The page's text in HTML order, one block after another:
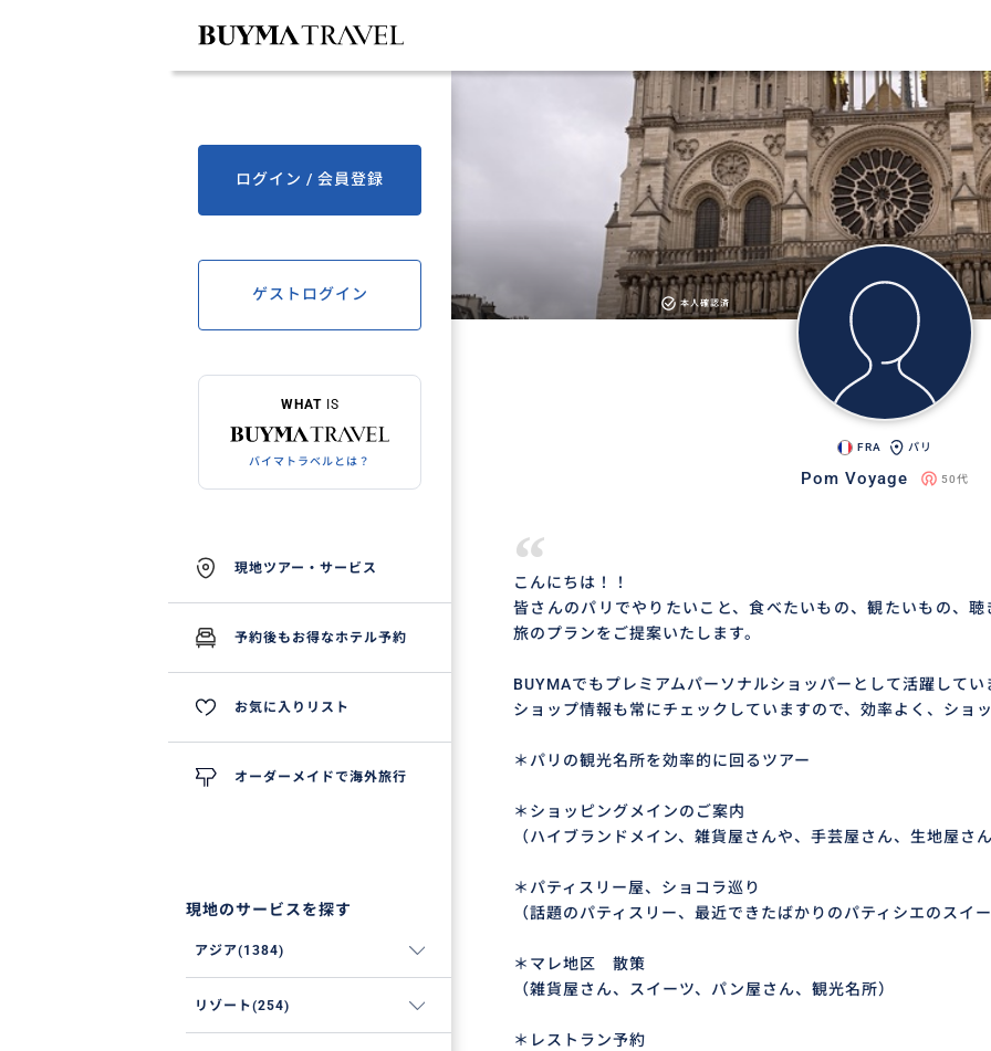
本人確認済
FRA パリ
Pom Voyage 50代
“
こんにちは！！
皆さんのパリでやりたいこと、食べたいもの、観たいもの、
旅のプランをご提案いたします。
BUYMAでもプレミアムパーソナルショッパーとして活躍してい
ショップ情報も常にチェックしていますので、効率よく、ショ
＊パリの観光名所を効率的に回るツアー
＊ショッピングメインのご案内
（ハイブランドメイン、雑貨屋さんや、手芸屋さん、生地屋さ
＊パティスリー屋、ショコラ巡り
（話題のパティスリー、最近できたばかりのパティシエのスイ
＊マレ地区 散策
（雑貨屋さん、スイーツ、パン屋さん、観光名所）
＊レストラン予約
ログイン / 会員登録
ゲストログイン
WHAT IS
バイマトラベルとは？
現地ツアー・サービス
予約後もお得なホテル予約
お気に入りリスト
オーダーメイドで海外旅行
現地のサービスを探す
アジア(1384)
リゾート(254)